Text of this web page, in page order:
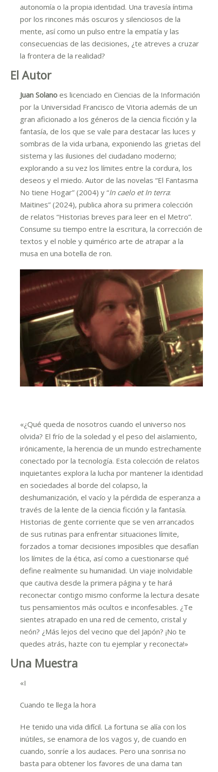
autonomía o la propia identidad. Una travesía íntima
por los rincones más oscuros y silenciosos de la
mente, así como un pulso entre la empatía y las
consecuencias de las decisiones, ¿te atreves a cruzar
la frontera de la realidad?
El Autor
Juan Solano es licenciado en Ciencias de la Información
por la Universidad Francisco de Vitoria además de un
gran aficionado a los géneros de la ciencia ficción y la
fantasía, de los que se vale para destacar las luces y
sombras de la vida urbana, exponiendo las grietas del
sistema y las ilusiones del ciudadano moderno;
explorando a su vez los límites entre la cordura, los
deseos y el miedo. Autor de las novelas “El Fantasma
No tiene Hogar” (2004) y “In caelo et In terra:
Maitines” (2024), publica ahora su primera colección
de relatos “Historias breves para leer en el Metro”.
Consume su tiempo entre la escritura, la corrección de
textos y el noble y quimérico arte de atrapar a la
musa en una botella de ron.
«¿Qué queda de nosotros cuando el universo nos
olvida? El frío de la soledad y el peso del aislamiento,
irónicamente, la herencia de un mundo estrechamente
conectado por la tecnología. Esta colección de relatos
inquietantes explora la lucha por mantener la identidad
en sociedades al borde del colapso, la
deshumanización, el vacío y la pérdida de esperanza a
través de la lente de la ciencia ficción y la fantasía.
Historias de gente corriente que se ven arrancados
de sus rutinas para enfrentar situaciones límite,
forzados a tomar decisiones imposibles que desafían
los límites de la ética, así como a cuestionarse qué
define realmente su humanidad. Un viaje inolvidable
que cautiva desde la primera página y te hará
reconectar contigo mismo conforme la lectura desate
tus pensamientos más ocultos e inconfesables. ¿Te
sientes atrapado en una red de cemento, cristal y
neón? ¿Más lejos del vecino que del Japón? ¡No te
quedes atrás, hazte con tu ejemplar y reconecta!»
Una Muestra
«I
Cuando te llega la hora
He tenido una vida difícil. La fortuna se alía con los
inútiles, se enamora de los vagos y, de cuando en
cuando, sonríe a los audaces. Pero una sonrisa no
basta para obtener los favores de una dama tan